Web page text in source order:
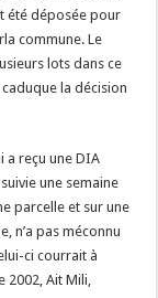
été déposée pour
commune. Le
lots dans ce
la décision
a reçu une DIA
une semaine
parcelle et sur une
n’a pas méconnu
ci courrait à
2002, Ait Mili,